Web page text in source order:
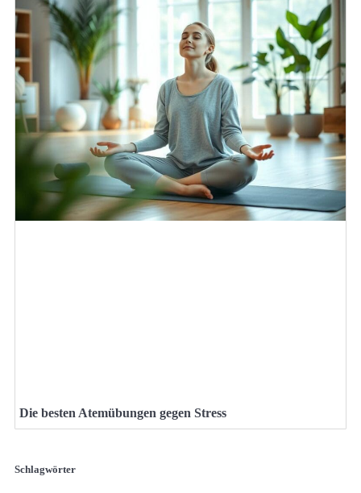
Die besten Atemübungen gegen Stress
Schlagwörter